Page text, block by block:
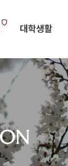
대학생활